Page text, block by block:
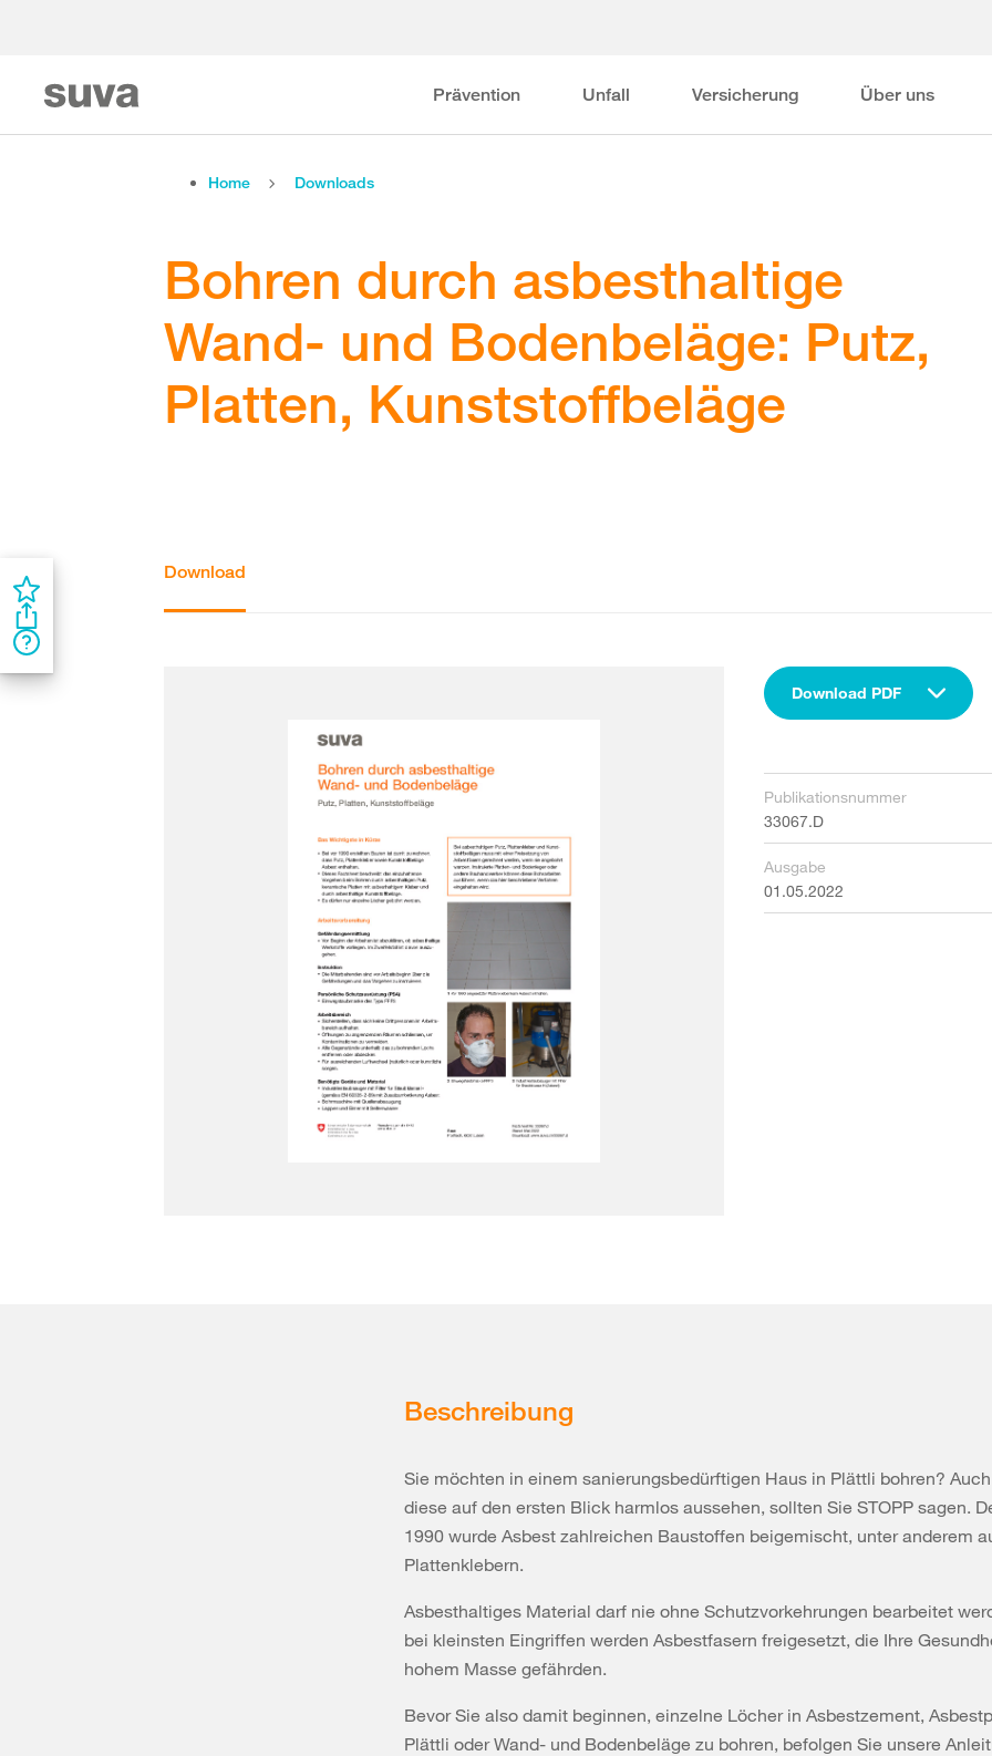
Prävention Unfall Versicherung Über uns
Home Downloads
Bohren durch asbesthaltige
Wand- und Bodenbeläge: Putz,
Platten, Kunststoffbeläge
Download
Download PDF
Publikationsnummer
33067.D
Ausgabe
01.05.2022
Beschreibung
Sie möchten in einem sanierungsbedürftigen Haus in Plättli bohren?
diese auf den ersten Blick harmlos aussehen, sollten Sie STOPP sagen.
1990 wurde Asbest zahlreichen Baustoffen beigemischt, unter anderem
Plattenklebern.
Asbesthaltiges Material darf nie ohne Schutzvorkehrungen bearbeitet
bei kleinsten Eingriffen werden Asbestfasern freigesetzt, die Ihre
hohem Masse gefährden.
Bevor Sie also damit beginnen, einzelne Löcher in Asbestzement,
Plättli oder Wand- und Bodenbeläge zu bohren, befolgen Sie unsere